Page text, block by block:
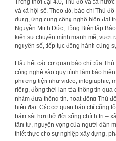
Trong thời đại 4.0, Thủ đô và cả
và xã hội số. Theo đó, báo chí Thủ
dung, ứng dụng công nghệ hiện đại
Nguyễn Minh Đức, Tổng Biên tập
kiến sự chuyển mình mạnh mẽ, vượt
nguyên số, tiếp tục đồng hành cùng
Hầu hết các cơ quan báo chí của
công nghệ vào quy trình làm báo
phương tiện như video, infographic,
riêng, đồng thời lan tỏa thông tin qua
nhằm đưa thông tin, hoạt động Thủ
hiện đại. Các cơ quan báo chí cũng
bám sát hơi thở đời sống chính trị –
tâm tư, nguyện vọng của người dân
thiết thực cho sự nghiệp xây dựng,